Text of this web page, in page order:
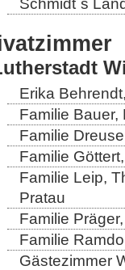
Erika
Familie Bauer,
Familie
Familie
Familie Leip,
Pratau
Familie
Familie
Gästezimmer